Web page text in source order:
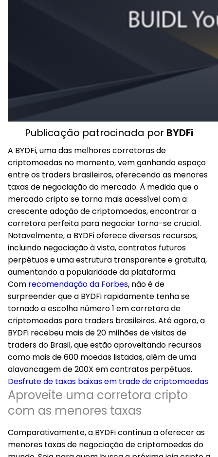
Publicação patrocinada por BYDFi
A BYDFi, uma das melhores corretoras de
criptomoedas no momento, vem ganhando espaço
entre os traders brasileiros, oferecendo as menores
taxas de negociação do mercado. À medida que o
mercado cripto se torna mais acessível com a
crescente adoção de criptomoedas, encontrar a
corretora perfeita para negociar torna-se crucial.
Notavelmente, a BYDFi oferece diversos recursos,
incluindo negociação à vista, contratos futuros
perpétuos e uma estrutura transparente e gratuita,
aumentando a popularidade da plataforma.
Com recomendação da Forbes, não é de
surpreender que a BYDFi rapidamente tenha se
tornado a escolha número 1 em corretora de
criptomoedas para traders brasileiros. Até agora, a
BYDFi recebeu mais de 20 milhões de visitas de
traders do Brasil, que estão aproveitando recursos
como mais de 600 moedas listadas, além de uma
alavancagem de 200X em contratos perpétuos.
Desfrute de taxas baixas em trade de criptomoedas
Aproveite uma corretora cripto
com as menores taxas
Comparativamente, a BYDFi continua a oferecer as
menores taxas de negociação de criptomoedas do